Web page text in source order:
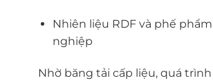
Nhiên liệu RDF và phế
nghiệp
Nhờ băng tải cấp liệu, quá trình